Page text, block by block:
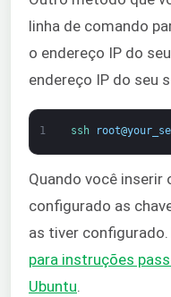
linha de comando
o endereço IP do
endereço IP do seu
1 ssh root@
Quando você inserir
configurado as
as tiver
para instruções
Ubuntu.